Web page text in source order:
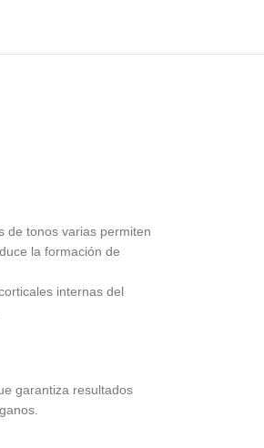
de tonos varias permiten
la formación de
internas del
garantiza resultados